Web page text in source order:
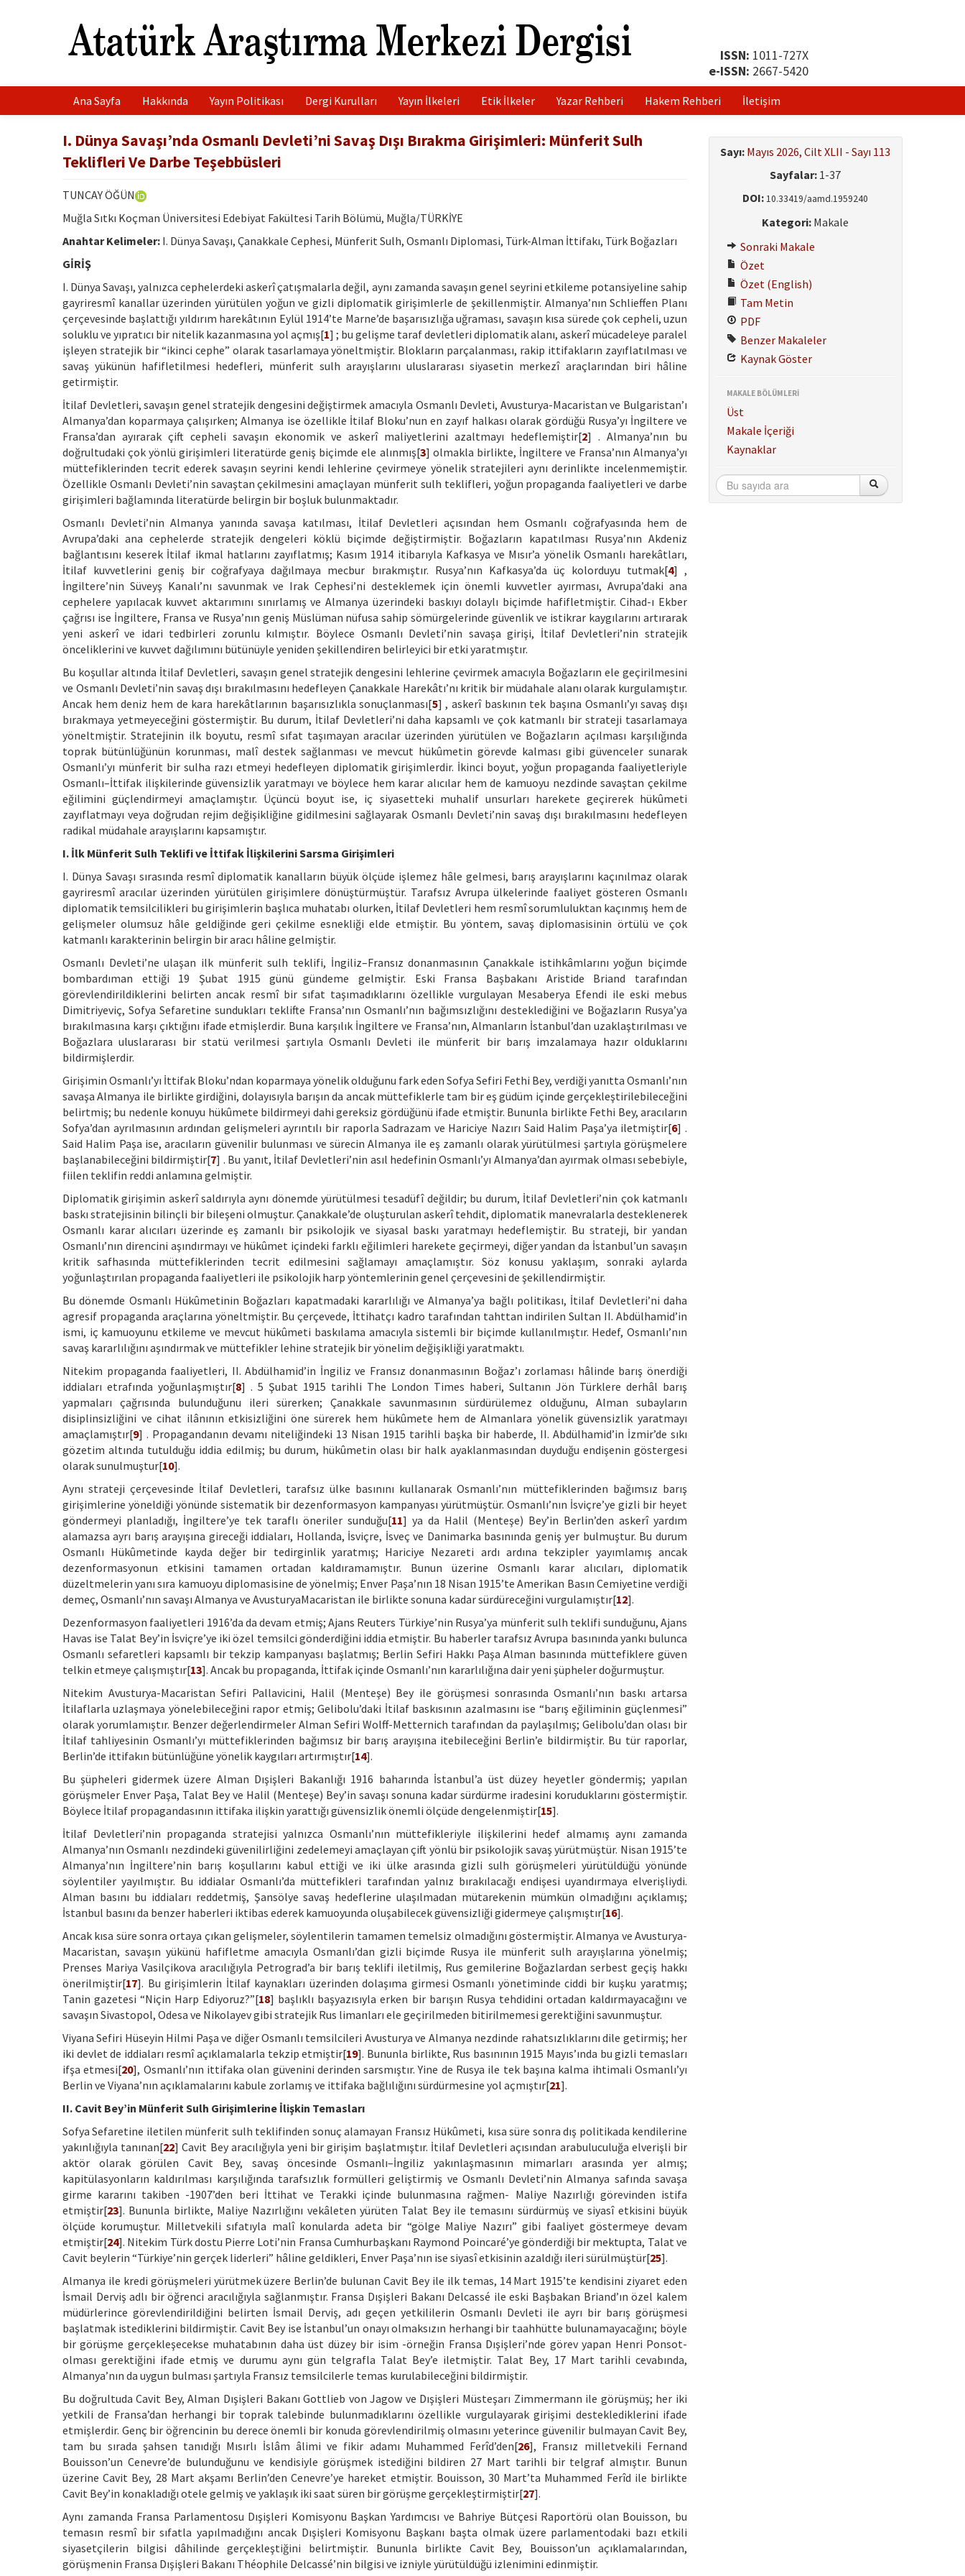
ISSN: 1011-727X
e-ISSN: 2667-5420
Ana Sayfa Hakkında Yayın Politikası Dergi Kurulları Yayın İlkeleri Etik İlkeler Yazar Rehberi Hakem Rehberi İletişim
I. Dünya Savaşı’nda Osmanlı Devleti’ni Savaş Dışı Bırakma Girişimleri: Münferit Sulh
Teklifleri Ve Darbe Teşebbüsleri
TUNCAY ÖĞÜN
Muğla Sıtkı Koçman Üniversitesi Edebiyat Fakültesi Tarih Bölümü, Muğla/TÜRKİYE
Anahtar Kelimeler: I. Dünya Savaşı, Çanakkale Cephesi, Münferit Sulh, Osmanlı Diplomasi, Türk-Alman İttifakı, Türk Boğazları
GİRİŞ
I. Dünya Savaşı, yalnızca cephelerdeki askerî çatışmalarla değil, aynı zamanda savaşın genel seyrini etkileme potansiyeline sahip
gayriresmî kanallar üzerinden yürütülen yoğun ve gizli diplomatik girişimlerle de şekillenmiştir. Almanya’nın Schlieffen Planı
çerçevesinde başlattığı yıldırım harekâtının Eylül 1914’te Marne’de başarısızlığa uğraması, savaşın kısa sürede çok cepheli, uzun
soluklu ve yıpratıcı bir nitelik kazanmasına yol açmış[1] ; bu gelişme taraf devletleri diplomatik alanı, askerî mücadeleye paralel
işleyen stratejik bir “ikinci cephe” olarak tasarlamaya yöneltmiştir. Blokların parçalanması, rakip ittifakların zayıflatılması ve
savaş yükünün hafifletilmesi hedefleri, münferit sulh arayışlarını uluslararası siyasetin merkezî araçlarından biri hâline
getirmiştir.
İtilaf Devletleri, savaşın genel stratejik dengesini değiştirmek amacıyla Osmanlı Devleti, Avusturya-Macaristan ve Bulgaristan’ı
Almanya’dan koparmaya çalışırken; Almanya ise özellikle İtilaf Bloku’nun en zayıf halkası olarak gördüğü Rusya’yı İngiltere ve
Fransa’dan ayırarak çift cepheli savaşın ekonomik ve askerî maliyetlerini azaltmayı hedeflemiştir[2] . Almanya’nın bu
doğrultudaki çok yönlü girişimleri literatürde geniş biçimde ele alınmış[3] olmakla birlikte, İngiltere ve Fransa’nın Almanya’yı
müttefiklerinden tecrit ederek savaşın seyrini kendi lehlerine çevirmeye yönelik stratejileri aynı derinlikte incelenmemiştir.
Özellikle Osmanlı Devleti’nin savaştan çekilmesini amaçlayan münferit sulh teklifleri, yoğun propaganda faaliyetleri ve darbe
girişimleri bağlamında literatürde belirgin bir boşluk bulunmaktadır.
Osmanlı Devleti’nin Almanya yanında savaşa katılması, İtilaf Devletleri açısından hem Osmanlı coğrafyasında hem de
Avrupa’daki ana cephelerde stratejik dengeleri köklü biçimde değiştirmiştir. Boğazların kapatılması Rusya’nın Akdeniz
bağlantısını keserek İtilaf ikmal hatlarını zayıflatmış; Kasım 1914 itibarıyla Kafkasya ve Mısır’a yönelik Osmanlı harekâtları,
İtilaf kuvvetlerini geniş bir coğrafyaya dağılmaya mecbur bırakmıştır. Rusya’nın Kafkasya’da üç kolorduyu tutmak[4] ,
İngiltere’nin Süveyş Kanalı’nı savunmak ve Irak Cephesi’ni desteklemek için önemli kuvvetler ayırması, Avrupa’daki ana
cephelere yapılacak kuvvet aktarımını sınırlamış ve Almanya üzerindeki baskıyı dolaylı biçimde hafifletmiştir. Cihad-ı Ekber
çağrısı ise İngiltere, Fransa ve Rusya’nın geniş Müslüman nüfusa sahip sömürgelerinde güvenlik ve istikrar kaygılarını artırarak
yeni askerî ve idari tedbirleri zorunlu kılmıştır. Böylece Osmanlı Devleti’nin savaşa girişi, İtilaf Devletleri’nin stratejik
önceliklerini ve kuvvet dağılımını bütünüyle yeniden şekillendiren belirleyici bir etki yaratmıştır.
Bu koşullar altında İtilaf Devletleri, savaşın genel stratejik dengesini lehlerine çevirmek amacıyla Boğazların ele geçirilmesini
ve Osmanlı Devleti’nin savaş dışı bırakılmasını hedefleyen Çanakkale Harekâtı’nı kritik bir müdahale alanı olarak kurgulamıştır.
Ancak hem deniz hem de kara harekâtlarının başarısızlıkla sonuçlanması[5] , askerî baskının tek başına Osmanlı’yı savaş dışı
bırakmaya yetmeyeceğini göstermiştir. Bu durum, İtilaf Devletleri’ni daha kapsamlı ve çok katmanlı bir strateji tasarlamaya
yöneltmiştir. Stratejinin ilk boyutu, resmî sıfat taşımayan aracılar üzerinden yürütülen ve Boğazların açılması karşılığında
toprak bütünlüğünün korunması, malî destek sağlanması ve mevcut hükûmetin görevde kalması gibi güvenceler sunarak
Osmanlı’yı münferit bir sulha razı etmeyi hedefleyen diplomatik girişimlerdir. İkinci boyut, yoğun propaganda faaliyetleriyle
Osmanlı–İttifak ilişkilerinde güvensizlik yaratmayı ve böylece hem karar alıcılar hem de kamuoyu nezdinde savaştan çekilme
eğilimini güçlendirmeyi amaçlamıştır. Üçüncü boyut ise, iç siyasetteki muhalif unsurları harekete geçirerek hükûmeti
zayıflatmayı veya doğrudan rejim değişikliğine gidilmesini sağlayarak Osmanlı Devleti’nin savaş dışı bırakılmasını hedefleyen
radikal müdahale arayışlarını kapsamıştır.
I. İlk Münferit Sulh Teklifi ve İttifak İlişkilerini Sarsma Girişimleri
I. Dünya Savaşı sırasında resmî diplomatik kanalların büyük ölçüde işlemez hâle gelmesi, barış arayışlarını kaçınılmaz olarak
gayriresmî aracılar üzerinden yürütülen girişimlere dönüştürmüştür. Tarafsız Avrupa ülkelerinde faaliyet gösteren Osmanlı
diplomatik temsilcilikleri bu girişimlerin başlıca muhatabı olurken, İtilaf Devletleri hem resmî sorumluluktan kaçınmış hem de
gelişmeler olumsuz hâle geldiğinde geri çekilme esnekliği elde etmiştir. Bu yöntem, savaş diplomasisinin örtülü ve çok
katmanlı karakterinin belirgin bir aracı hâline gelmiştir.
Osmanlı Devleti’ne ulaşan ilk münferit sulh teklifi, İngiliz–Fransız donanmasının Çanakkale istihkâmlarını yoğun biçimde
bombardıman ettiği 19 Şubat 1915 günü gündeme gelmiştir. Eski Fransa Başbakanı Aristide Briand tarafından
görevlendirildiklerini belirten ancak resmî bir sıfat taşımadıklarını özellikle vurgulayan Mesaberya Efendi ile eski mebus
Dimitriyeviç, Sofya Sefaretine sundukları teklifte Fransa’nın Osmanlı’nın bağımsızlığını desteklediğini ve Boğazların Rusya’ya
bırakılmasına karşı çıktığını ifade etmişlerdir. Buna karşılık İngiltere ve Fransa’nın, Almanların İstanbul’dan uzaklaştırılması ve
Boğazlara uluslararası bir statü verilmesi şartıyla Osmanlı Devleti ile münferit bir barış imzalamaya hazır olduklarını
bildirmişlerdir.
Girişimin Osmanlı’yı İttifak Bloku’ndan koparmaya yönelik olduğunu fark eden Sofya Sefiri Fethi Bey, verdiği yanıtta Osmanlı’nın
savaşa Almanya ile birlikte girdiğini, dolayısıyla barışın da ancak müttefiklerle tam bir eş güdüm içinde gerçekleştirilebileceğini
belirtmiş; bu nedenle konuyu hükûmete bildirmeyi dahi gereksiz gördüğünü ifade etmiştir. Bununla birlikte Fethi Bey, aracıların
Sofya’dan ayrılmasının ardından gelişmeleri ayrıntılı bir raporla Sadrazam ve Hariciye Nazırı Said Halim Paşa’ya iletmiştir[6] .
Said Halim Paşa ise, aracıların güvenilir bulunması ve sürecin Almanya ile eş zamanlı olarak yürütülmesi şartıyla görüşmelere
başlanabileceğini bildirmiştir[7] . Bu yanıt, İtilaf Devletleri’nin asıl hedefinin Osmanlı’yı Almanya’dan ayırmak olması sebebiyle,
fiilen teklifin reddi anlamına gelmiştir.
Diplomatik girişimin askerî saldırıyla aynı dönemde yürütülmesi tesadüfî değildir; bu durum, İtilaf Devletleri’nin çok katmanlı
baskı stratejisinin bilinçli bir bileşeni olmuştur. Çanakkale’de oluşturulan askerî tehdit, diplomatik manevralarla desteklenerek
Osmanlı karar alıcıları üzerinde eş zamanlı bir psikolojik ve siyasal baskı yaratmayı hedeflemiştir. Bu strateji, bir yandan
Osmanlı’nın direncini aşındırmayı ve hükûmet içindeki farklı eğilimleri harekete geçirmeyi, diğer yandan da İstanbul’un savaşın
kritik safhasında müttefiklerinden tecrit edilmesini sağlamayı amaçlamıştır. Söz konusu yaklaşım, sonraki aylarda
yoğunlaştırılan propaganda faaliyetleri ile psikolojik harp yöntemlerinin genel çerçevesini de şekillendirmiştir.
Bu dönemde Osmanlı Hükûmetinin Boğazları kapatmadaki kararlılığı ve Almanya’ya bağlı politikası, İtilaf Devletleri’ni daha
agresif propaganda araçlarına yöneltmiştir. Bu çerçevede, İttihatçı kadro tarafından tahttan indirilen Sultan II. Abdülhamid’in
ismi, iç kamuoyunu etkileme ve mevcut hükûmeti baskılama amacıyla sistemli bir biçimde kullanılmıştır. Hedef, Osmanlı’nın
savaş kararlılığını aşındırmak ve müttefikler lehine stratejik bir yönelim değişikliği yaratmaktı.
Nitekim propaganda faaliyetleri, II. Abdülhamid’in İngiliz ve Fransız donanmasının Boğaz’ı zorlaması hâlinde barış önerdiği
iddiaları etrafında yoğunlaşmıştır[8] . 5 Şubat 1915 tarihli The London Times haberi, Sultanın Jön Türklere derhâl barış
yapmaları çağrısında bulunduğunu ileri sürerken; Çanakkale savunmasının sürdürülemez olduğunu, Alman subayların
disiplinsizliğini ve cihat ilânının etkisizliğini öne sürerek hem hükûmete hem de Almanlara yönelik güvensizlik yaratmayı
amaçlamıştır[9] . Propagandanın devamı niteliğindeki 13 Nisan 1915 tarihli başka bir haberde, II. Abdülhamid’in İzmir’de sıkı
gözetim altında tutulduğu iddia edilmiş; bu durum, hükûmetin olası bir halk ayaklanmasından duyduğu endişenin göstergesi
olarak sunulmuştur[10].
Aynı strateji çerçevesinde İtilaf Devletleri, tarafsız ülke basınını kullanarak Osmanlı’nın müttefiklerinden bağımsız barış
girişimlerine yöneldiği yönünde sistematik bir dezenformasyon kampanyası yürütmüştür. Osmanlı’nın İsviçre’ye gizli bir heyet
göndermeyi planladığı, İngiltere’ye tek taraflı öneriler sunduğu[11] ya da Halil (Menteşe) Bey’in Berlin’den askerî yardım
alamazsa ayrı barış arayışına gireceği iddiaları, Hollanda, İsviçre, İsveç ve Danimarka basınında geniş yer bulmuştur. Bu durum
Osmanlı Hükûmetinde kayda değer bir tedirginlik yaratmış; Hariciye Nezareti ardı ardına tekzipler yayımlamış ancak
dezenformasyonun etkisini tamamen ortadan kaldıramamıştır. Bunun üzerine Osmanlı karar alıcıları, diplomatik
düzeltmelerin yanı sıra kamuoyu diplomasisine de yönelmiş; Enver Paşa’nın 18 Nisan 1915’te Amerikan Basın Cemiyetine verdiği
demeç, Osmanlı’nın savaşı Almanya ve AvusturyaMacaristan ile birlikte sonuna kadar sürdüreceğini vurgulamıştır[12].
Dezenformasyon faaliyetleri 1916’da da devam etmiş; Ajans Reuters Türkiye’nin Rusya’ya münferit sulh teklifi sunduğunu, Ajans
Havas ise Talat Bey’in İsviçre’ye iki özel temsilci gönderdiğini iddia etmiştir. Bu haberler tarafsız Avrupa basınında yankı bulunca
Osmanlı sefaretleri kapsamlı bir tekzip kampanyası başlatmış; Berlin Sefiri Hakkı Paşa Alman basınında müttefiklere güven
telkin etmeye çalışmıştır[13]. Ancak bu propaganda, İttifak içinde Osmanlı’nın kararlılığına dair yeni şüpheler doğurmuştur.
Nitekim Avusturya-Macaristan Sefiri Pallavicini, Halil (Menteşe) Bey ile görüşmesi sonrasında Osmanlı’nın baskı artarsa
İtilaflarla uzlaşmaya yönelebileceğini rapor etmiş; Gelibolu’daki İtilaf baskısının azalmasını ise “barış eğiliminin güçlenmesi”
olarak yorumlamıştır. Benzer değerlendirmeler Alman Sefiri Wolff-Metternich tarafından da paylaşılmış; Gelibolu’dan olası bir
İtilaf tahliyesinin Osmanlı’yı müttefiklerinden bağımsız bir barış arayışına itebileceğini Berlin’e bildirmiştir. Bu tür raporlar,
Berlin’de ittifakın bütünlüğüne yönelik kaygıları artırmıştır[14].
Bu şüpheleri gidermek üzere Alman Dışişleri Bakanlığı 1916 baharında İstanbul’a üst düzey heyetler göndermiş; yapılan
görüşmeler Enver Paşa, Talat Bey ve Halil (Menteşe) Bey’in savaşı sonuna kadar sürdürme iradesini koruduklarını göstermiştir.
Böylece İtilaf propagandasının ittifaka ilişkin yarattığı güvensizlik önemli ölçüde dengelenmiştir[15].
İtilaf Devletleri’nin propaganda stratejisi yalnızca Osmanlı’nın müttefikleriyle ilişkilerini hedef almamış aynı zamanda
Almanya’nın Osmanlı nezdindeki güvenilirliğini zedelemeyi amaçlayan çift yönlü bir psikolojik savaş yürütmüştür. Nisan 1915’te
Almanya’nın İngiltere’nin barış koşullarını kabul ettiği ve iki ülke arasında gizli sulh görüşmeleri yürütüldüğü yönünde
söylentiler yayılmıştır. Bu iddialar Osmanlı’da müttefikleri tarafından yalnız bırakılacağı endişesi uyandırmaya elverişliydi.
Alman basını bu iddiaları reddetmiş, Şansölye savaş hedeflerine ulaşılmadan mütarekenin mümkün olmadığını açıklamış;
İstanbul basını da benzer haberleri iktibas ederek kamuoyunda oluşabilecek güvensizliği gidermeye çalışmıştır[16].
Ancak kısa süre sonra ortaya çıkan gelişmeler, söylentilerin tamamen temelsiz olmadığını göstermiştir. Almanya ve Avusturya-
Macaristan, savaşın yükünü hafifletme amacıyla Osmanlı’dan gizli biçimde Rusya ile münferit sulh arayışlarına yönelmiş;
Prenses Mariya Vasilçikova aracılığıyla Petrograd’a bir barış teklifi iletilmiş, Rus gemilerine Boğazlardan serbest geçiş hakkı
önerilmiştir[17]. Bu girişimlerin İtilaf kaynakları üzerinden dolaşıma girmesi Osmanlı yönetiminde ciddi bir kuşku yaratmış;
Tanin gazetesi “Niçin Harp Ediyoruz?”[18] başlıklı başyazısıyla erken bir barışın Rusya tehdidini ortadan kaldırmayacağını ve
savaşın Sivastopol, Odesa ve Nikolayev gibi stratejik Rus limanları ele geçirilmeden bitirilmemesi gerektiğini savunmuştur.
Viyana Sefiri Hüseyin Hilmi Paşa ve diğer Osmanlı temsilcileri Avusturya ve Almanya nezdinde rahatsızlıklarını dile getirmiş; her
iki devlet de iddiaları resmî açıklamalarla tekzip etmiştir[19]. Bununla birlikte, Rus basınının 1915 Mayıs’ında bu gizli temasları
ifşa etmesi[20], Osmanlı’nın ittifaka olan güvenini derinden sarsmıştır. Yine de Rusya ile tek başına kalma ihtimali Osmanlı’yı
Berlin ve Viyana’nın açıklamalarını kabule zorlamış ve ittifaka bağlılığını sürdürmesine yol açmıştır[21].
II. Cavit Bey’in Münferit Sulh Girişimlerine İlişkin Temasları
Sofya Sefaretine iletilen münferit sulh teklifinden sonuç alamayan Fransız Hükûmeti, kısa süre sonra dış politikada kendilerine
yakınlığıyla tanınan[22] Cavit Bey aracılığıyla yeni bir girişim başlatmıştır. İtilaf Devletleri açısından arabuluculuğa elverişli bir
aktör olarak görülen Cavit Bey, savaş öncesinde Osmanlı–İngiliz yakınlaşmasının mimarları arasında yer almış;
kapitülasyonların kaldırılması karşılığında tarafsızlık formülleri geliştirmiş ve Osmanlı Devleti’nin Almanya safında savaşa
girme kararını takiben -1907’den beri İttihat ve Terakki içinde bulunmasına rağmen- Maliye Nazırlığı görevinden istifa
etmiştir[23]. Bununla birlikte, Maliye Nazırlığını vekâleten yürüten Talat Bey ile temasını sürdürmüş ve siyasî etkisini büyük
ölçüde korumuştur. Milletvekili sıfatıyla malî konularda adeta bir “gölge Maliye Nazırı” gibi faaliyet göstermeye devam
etmiştir[24]. Nitekim Türk dostu Pierre Loti’nin Fransa Cumhurbaşkanı Raymond Poincaré’ye gönderdiği bir mektupta, Talat ve
Cavit beylerin “Türkiye’nin gerçek liderleri” hâline geldikleri, Enver Paşa’nın ise siyasî etkisinin azaldığı ileri sürülmüştür[25].
Almanya ile kredi görüşmeleri yürütmek üzere Berlin’de bulunan Cavit Bey ile ilk temas, 14 Mart 1915’te kendisini ziyaret eden
İsmail Derviş adlı bir öğrenci aracılığıyla sağlanmıştır. Fransa Dışişleri Bakanı Delcassé ile eski Başbakan Briand’ın özel kalem
müdürlerince görevlendirildiğini belirten İsmail Derviş, adı geçen yetkililerin Osmanlı Devleti ile ayrı bir barış görüşmesi
başlatmak istediklerini bildirmiştir. Cavit Bey ise İstanbul’un onayı olmaksızın herhangi bir taahhütte bulunamayacağını; böyle
bir görüşme gerçekleşecekse muhatabının daha üst düzey bir isim -örneğin Fransa Dışişleri’nde görev yapan Henri Ponsot-
olması gerektiğini ifade etmiş ve durumu aynı gün telgrafla Talat Bey’e iletmiştir. Talat Bey, 17 Mart tarihli cevabında,
Almanya’nın da uygun bulması şartıyla Fransız temsilcilerle temas kurulabileceğini bildirmiştir.
Bu doğrultuda Cavit Bey, Alman Dışişleri Bakanı Gottlieb von Jagow ve Dışişleri Müsteşarı Zimmermann ile görüşmüş; her iki
yetkili de Fransa’dan herhangi bir toprak talebinde bulunmadıklarını özellikle vurgulayarak girişimi desteklediklerini ifade
etmişlerdir. Genç bir öğrencinin bu derece önemli bir konuda görevlendirilmiş olmasını yeterince güvenilir bulmayan Cavit Bey,
tam bu sırada şahsen tanıdığı Mısırlı İslâm âlimi ve fikir adamı Muhammed Ferîd’den[26], Fransız milletvekili Fernand
Bouisson’un Cenevre’de bulunduğunu ve kendisiyle görüşmek istediğini bildiren 27 Mart tarihli bir telgraf almıştır. Bunun
üzerine Cavit Bey, 28 Mart akşamı Berlin’den Cenevre’ye hareket etmiştir. Bouisson, 30 Mart’ta Muhammed Ferîd ile birlikte
Cavit Bey’in konakladığı otele gelmiş ve yaklaşık iki saat süren bir görüşme gerçekleştirmiştir[27].
Aynı zamanda Fransa Parlamentosu Dışişleri Komisyonu Başkan Yardımcısı ve Bahriye Bütçesi Raportörü olan Bouisson, bu
temasın resmî bir sıfatla yapılmadığını ancak Dışişleri Komisyonu Başkanı başta olmak üzere parlamentodaki bazı etkili
siyasetçilerin bilgisi dâhilinde gerçekleştiğini belirtmiştir. Bununla birlikte Cavit Bey, Bouisson’un açıklamalarından,
görüşmenin Fransa Dışişleri Bakanı Théophile Delcassé’nin bilgisi ve izniyle yürütüldüğü izlenimini edinmiştir.
Sayı: Mayıs 2026, Cilt XLII - Sayı 113
Sayfalar: 1-37
DOI: 10.33419/aamd.1959240
Kategori: Makale
Sonraki Makale
Özet
Özet (English)
Tam Metin
PDF
Benzer Makaleler
Kaynak Göster
MAKALE BÖLÜMLERİ
Üst
Makale İçeriği
Kaynaklar